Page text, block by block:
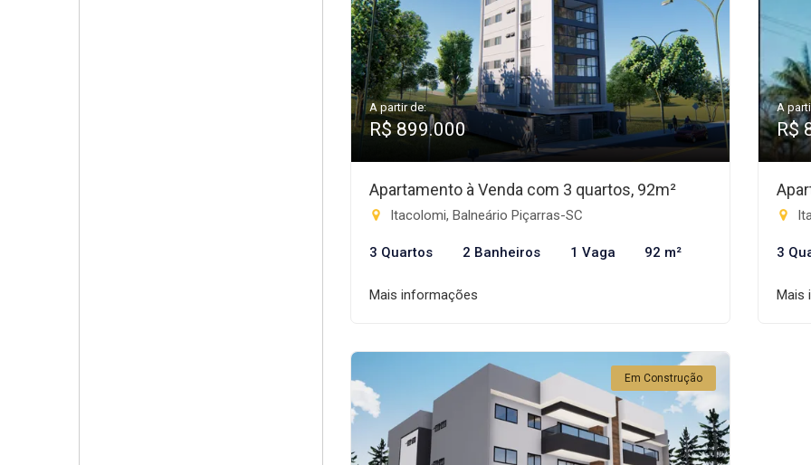
A partir de:
R$ 899.000
Apartamento à Venda com 3 quartos, 92m²
Itacolomi, Balneário Piçarras-SC
3 Quartos 2 Banheiros 1 Vaga 92 m²
Mais informações
A
R$
3
Mais
Em Construção